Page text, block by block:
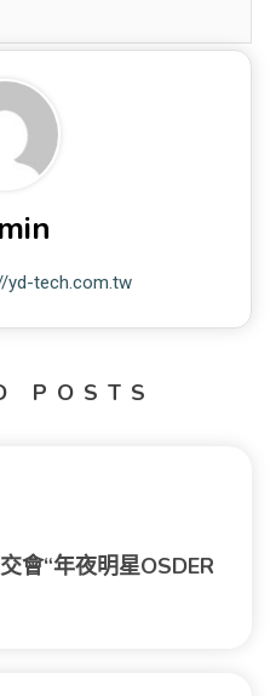
yd-tech.com.tw
POSTS
會“年夜明星OSDER